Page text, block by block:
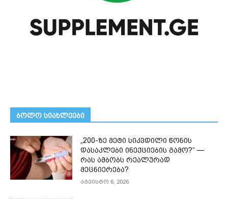
ᲑᲝᲚᲝ ᲡᲘᲐᲮᲚᲔᲔᲑᲘ
„200-ზე მეტი სიკვდილი წონის
დასაკლები ინექციების გამო?“ —
რას ამბობს რეალურად
მეცნიერება?
აგვისტო 6, 2026